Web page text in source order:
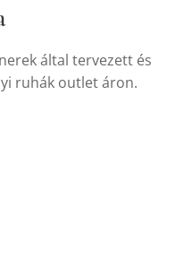
által tervezett és
ruhák outlet áron.